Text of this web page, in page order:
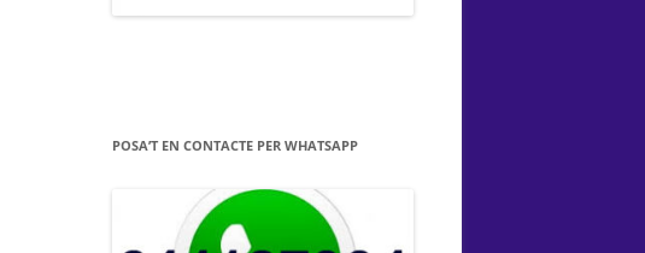
POSA’T EN CONTACTE PER WHATSAPP